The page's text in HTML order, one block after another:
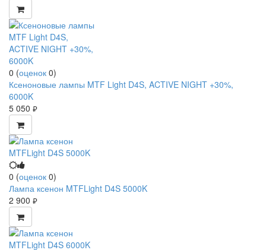
0 (оценок 0)
Ксеноновые лампы MTF Light D4S, ACTIVE NIGHT +30%,
6000K
5 050 руб.
0 (оценок 0)
Лампа ксенон MTFLight D4S 5000K
2 900 руб.